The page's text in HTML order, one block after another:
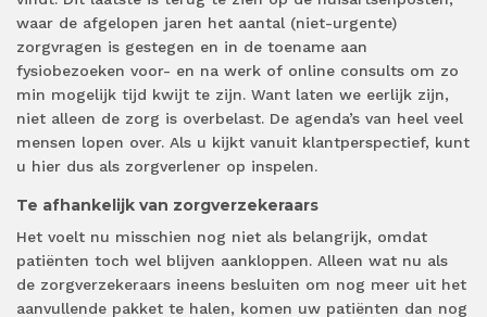
waar de afgelopen jaren het aantal (niet-urgente)
zorgvragen is gestegen en in de toename aan
fysiobezoeken voor- en na werk of online consults om zo
min mogelijk tijd kwijt te zijn. Want laten we eerlijk zijn,
niet alleen de zorg is overbelast. De agenda’s van heel veel
mensen lopen over. Als u kijkt vanuit klantperspectief, kunt
u hier dus als zorgverlener op inspelen.
Te afhankelijk van zorgverzekeraars
Het voelt nu misschien nog niet als belangrijk, omdat
patiënten toch wel blijven aankloppen. Alleen wat nu als
de zorgverzekeraars ineens besluiten om nog meer uit het
aanvullende pakket te halen, komen uw patiënten dan nog